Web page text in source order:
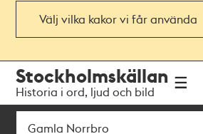
Välj vilka kakor vi får använda
navigationen
huvudinnehållet
Stockholmskällan
Historia i ord, ljud och bild
Sök